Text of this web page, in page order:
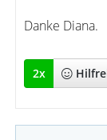
Danke Diana.
2x